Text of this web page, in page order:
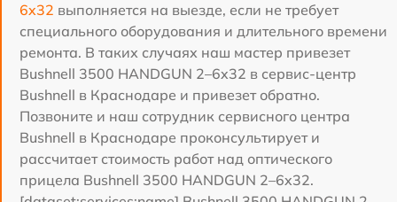
6x32 выполняется на выезде, если не требует
специального оборудования и длительного времени
ремонта. В таких случаях наш мастер привезет
Bushnell 3500 HANDGUN 2–6x32 в сервис-центр
Bushnell в Краснодаре и привезет обратно.
Позвоните и наш сотрудник сервисного центра
Bushnell в Краснодаре проконсультирует и
рассчитает стоимость работ над оптического
прицела Bushnell 3500 HANDGUN 2–6x32.